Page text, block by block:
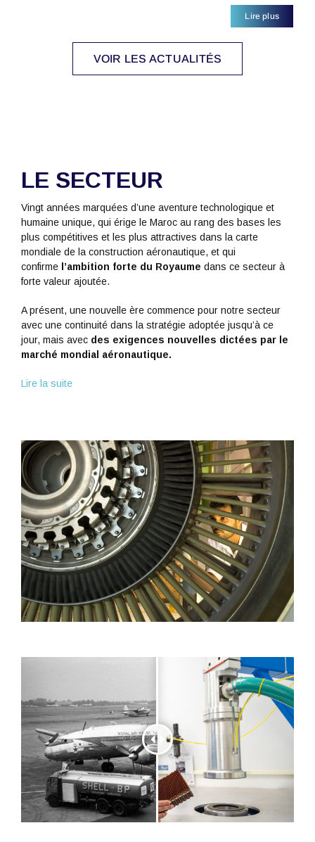
Lire plus
VOIR LES ACTUALITÉS
LE SECTEUR
Vingt années marquées d’une aventure technologique et
humaine unique, qui érige le Maroc au rang des bases les
plus compétitives et les plus attractives dans la carte
mondiale de la construction aéronautique, et qui
confirme l’ambition forte du Royaume dans ce secteur à
forte valeur ajoutée.
A présent, une nouvelle ère commence pour notre secteur
avec une continuité dans la stratégie adoptée jusqu’à ce
jour, mais avec des exigences nouvelles dictées par le
marché mondial aéronautique.
Lire la suite